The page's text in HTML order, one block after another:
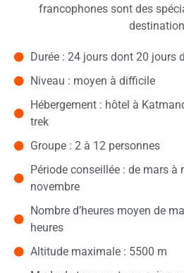
francophones sont des
Durée : 24 jours dont 20 jours
Niveau : moyen à difficile
Hébergement : hôtel à
trek
Groupe : 2 à 12 personnes
Période conseillée : de mars à
novembre
Nombre d’heures moyen de
heures
Altitude maximale : 5500 m